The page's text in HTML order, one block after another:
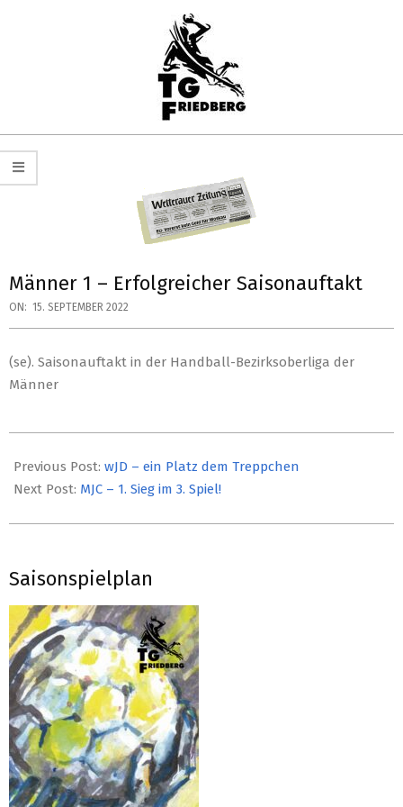
TG
FRIEDBERG
HANDBALL
Navigation
Menu
Männer 1 – Erfolgreicher Saisonauftakt
ON: 15. SEPTEMBER 2022
(se). Saisonauftakt in der Handball-Bezirksoberliga der
Männer
09-
15
Previous Post: wJD – ein Platz dem Treppchen
Next Post: MJC – 1. Sieg im 3. Spiel!
Saisonspielplan